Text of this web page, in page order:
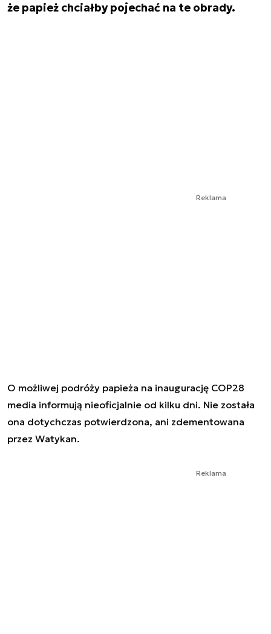
że papież chciałby pojechać na te obrady.
Reklama
O możliwej podróży papieża na inaugurację COP28
media informują nieoficjalnie od kilku dni. Nie została
ona dotychczas potwierdzona, ani zdementowana
przez Watykan.
Reklama